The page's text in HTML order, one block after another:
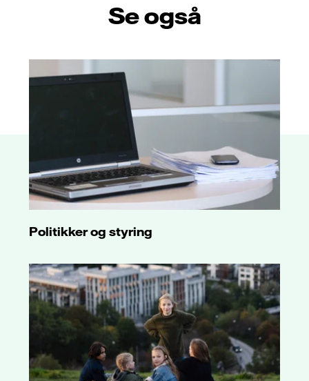
Se også
Politikker og styring